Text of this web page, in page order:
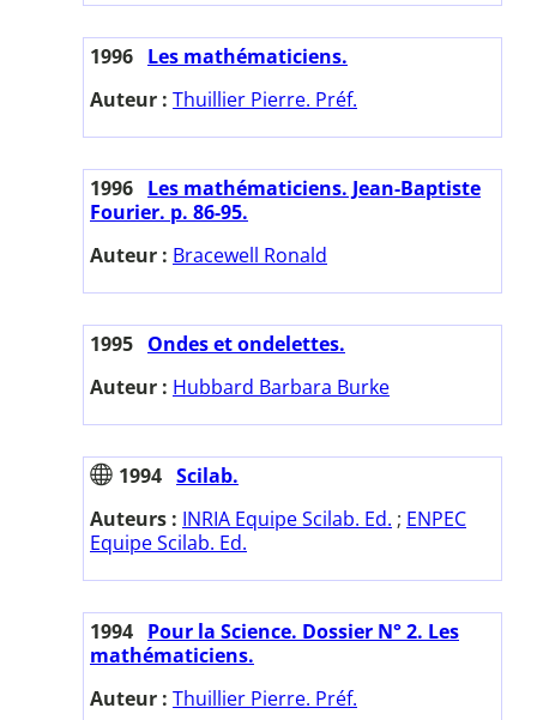
1996 Les mathématiciens.
Auteur : Thuillier Pierre. Préf.
1996 Les mathématiciens. Jean-Baptiste
Fourier. p. 86-95.
Auteur : Bracewell Ronald
1995 Ondes et ondelettes.
Auteur : Hubbard Barbara Burke
1994 Scilab.
Auteurs : INRIA Equipe Scilab. Ed. ; ENPEC
Equipe Scilab. Ed.
1994 Pour la Science. Dossier N° 2. Les
mathématiciens.
Auteur : Thuillier Pierre. Préf.